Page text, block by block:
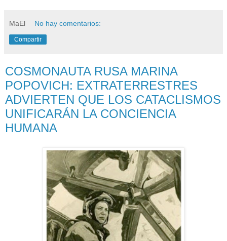
MaEl No hay comentarios:
Compartir
COSMONAUTA RUSA MARINA
POPOVICH: EXTRATERRESTRES
ADVIERTEN QUE LOS CATACLISMOS
UNIFICARÁN LA CONCIENCIA
HUMANA